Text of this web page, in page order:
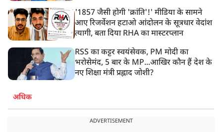
'1857 जैसी होगी 'क्रांति'!' मीडिया के सामने
आए रिजर्वेशन हटाओ आंदोलन के सूत्रधार वेदांश
त्यागी, बता दिया RHA का मास्टरप्लान
RSS का कट्टर स्वयंसेवक, PM मोदी का
भरोसेमंद, 5 बार के MP...आखिर कौन हैं देश के
नए शिक्षा मंत्री प्रह्लाद जोशी?
अधिक
ADVERTISEMENT